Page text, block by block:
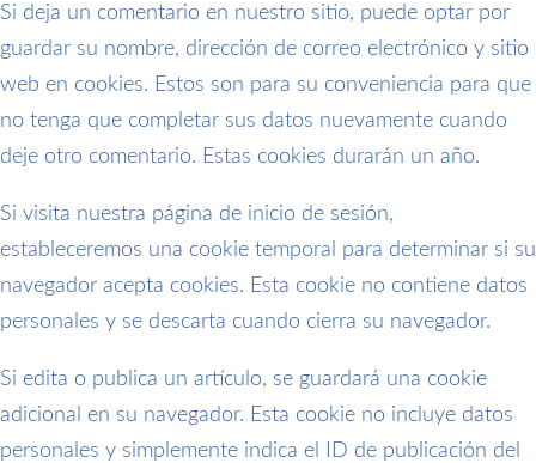
Si deja un comentario en nuestro sitio, puede optar por
guardar su nombre, dirección de correo electrónico y sitio
web en cookies. Estos son para su conveniencia para que
no tenga que completar sus datos nuevamente cuando
deje otro comentario. Estas cookies durarán un año.
Si visita nuestra página de inicio de sesión,
estableceremos una cookie temporal para determinar si su
navegador acepta cookies. Esta cookie no contiene datos
personales y se descarta cuando cierra su navegador.
Si edita o publica un artículo, se guardará una cookie
adicional en su navegador. Esta cookie no incluye datos
personales y simplemente indica el ID de publicación del